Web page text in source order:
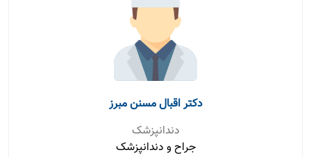
دکتر اقبال مسنن مبرز
دندانپزشک
جراح و دندانپزشک